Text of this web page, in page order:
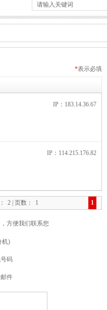
*表示必填
IP：183.14.36.67
IP：114.215.176.82
2 | 页数： 1 1
方便我们联系您
机)
码
件